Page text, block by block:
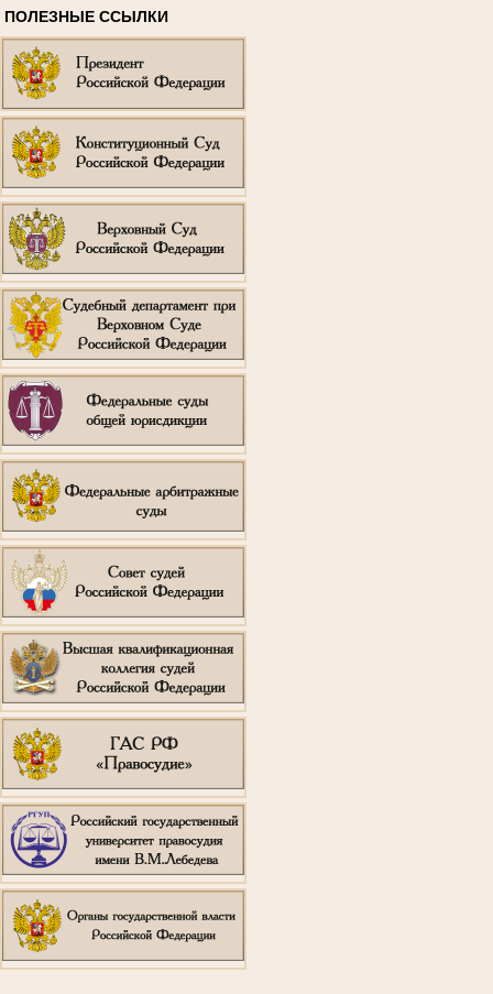
ПОЛЕЗНЫЕ ССЫЛКИ